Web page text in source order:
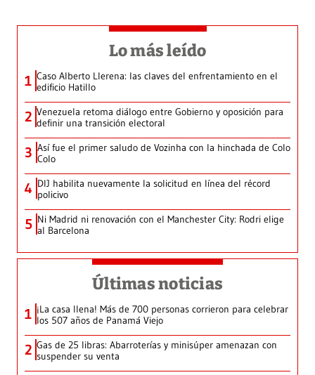
Lo más leído
1 Caso Alberto Llerena: las claves del enfrentamiento en el
edificio Hatillo
2 Venezuela retoma diálogo entre Gobierno y oposición para
definir una transición electoral
3 Así fue el primer saludo de Vozinha con la hinchada de Colo
Colo
4 DIJ habilita nuevamente la solicitud en línea del récord
policivo
5 Ni Madrid ni renovación con el Manchester City: Rodri elige
al Barcelona
Últimas noticias
1 ¡La casa llena! Más de 700 personas corrieron para celebrar
los 507 años de Panamá Viejo
2 Gas de 25 libras: Abarroterías y minisúper amenazan con
suspender su venta